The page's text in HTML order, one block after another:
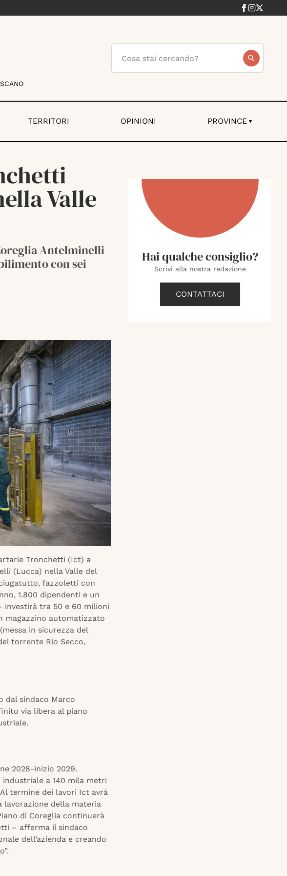
TERRITORI OPINIONI PROVINCE ▾
Valle
Antelminelli
con sei
Tronchetti (Ict) a
(Lucca) nella Valle del
fazzoletti con
1.800 dipendenti e un
investirà tra 50 e 60 milioni
magazzino automatizzato
in sicurezza del
torrente Rio Secco,
dal sindaco Marco
via libera al piano
2028-inizio 2029.
a 140 mila metri
termine dei lavori Ict avrà
lavorazione della materia
di Coreglia continuerà
– afferma il sindaco
dell’azienda e creando
Hai qualche consiglio?
Scrivi alla nostra redazione
CONTATTACI